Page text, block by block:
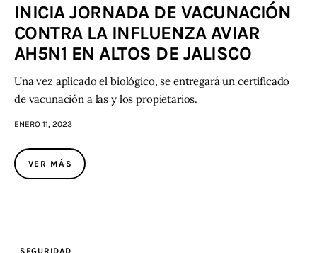
INICIA JORNADA DE VACUNACIÓN
CONTRA LA INFLUENZA AVIAR
AH5N1 EN ALTOS DE JALISCO
Una vez aplicado el biológico, se entregará un certificado
de vacunación a las y los propietarios.
ENERO 11, 2023
VER MÁS
SEGURIDAD